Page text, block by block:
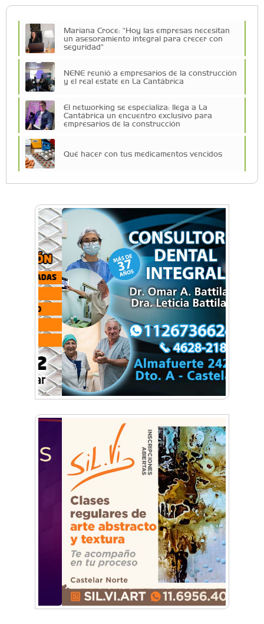
Mariana Croce: "Hoy las empresas necesitan
un asesoramiento integral para crecer con
seguridad"
NENE reunió a empresarios de la construcción
y el real estate en La Cantábrica
El networking se especializa: llega a La
Cantábrica un encuentro exclusivo para
empresarios de la construcción
Qué hacer con tus medicamentos vencidos
Más de 80 emprendedores, K-Pop y canje de
Vuelve la expo Morón Se Muestra: dos días
para conocer lo que se produce en el distrito
Historias con Toque Venezolano: Tequeños, la
esencia del sabor y la alegría en un bocado
Build With AI: Google Developer Groups
Castelar llevó charlas de IA a BYTEC
Lunettes de vegetales y corazón de
mozzarella: El paso a paso para una pasta de
autor
Una organización en expansión: Pamela
Álvarez y su enfoque integral en seguros
La mejor berenjena en escabeche está en la
Viva Fest llenó la plaza San Martín de Haedo
con música, feria y familias